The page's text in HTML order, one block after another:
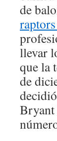
de
llevar
que la
de
Bryant